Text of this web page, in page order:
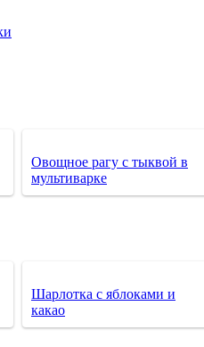
Овощное рагу с тыквой в
мультиварке
Шарлотка с яблоками и
какао